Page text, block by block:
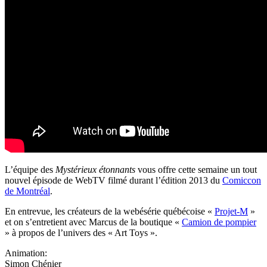
L’équipe des Mystérieux étonnants vous offre cette semaine un tout
nouvel épisode de WebTV filmé durant l’édition 2013 du Comiccon
de Montréal.
En entrevue, les créateurs de la webésérie québécoise « Projet-M »
et on s’entretient avec Marcus de la boutique « Camion de pompier
» à propos de l’univers des « Art Toys ».
Animation:
Simon Chénier